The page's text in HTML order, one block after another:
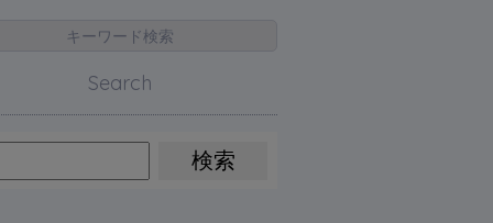
キーワード検索
Search